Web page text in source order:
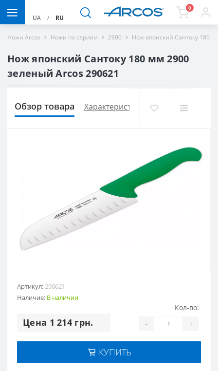
UA / RU
0
Ножи Arcos Ножи по сериям 2900 Нож японский Сантоку 180
Нож японский Сантоку 180 мм 2900
зеленый Arcos 290621
Обзор товара Характеристики Доставка и
Артикул:290621
Наличие: В наличии
Цена 1 214 грн.
Кол-во:
- +
КУПИТЬ